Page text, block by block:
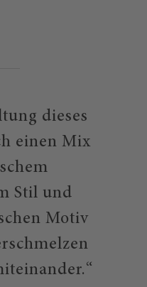
dieses
einen Mix
Stil und
Motiv